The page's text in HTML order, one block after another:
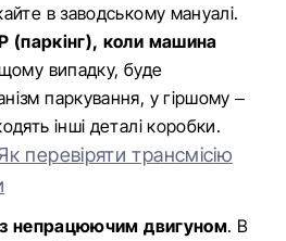
в заводському мануалі.
(паркінг), коли машина
випадку, буде
паркування, у гіршому –
інші деталі коробки.
перевіряти трансмісію
з непрацюючим двигуном. В